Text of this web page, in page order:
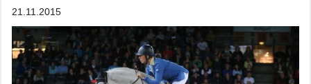
21.11.2015